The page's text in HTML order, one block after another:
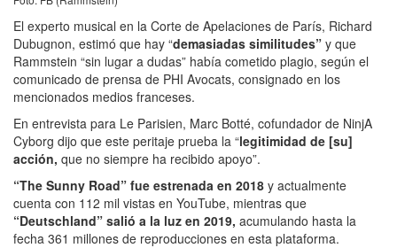
El experto musical en la Corte de Apelaciones de París, Richard
Dubugnon, estimó que hay “demasiadas similitudes” y que
Rammstein “sin lugar a dudas” había cometido plagio, según el
comunicado de prensa de PHI Avocats, consignado en los
mencionados medios franceses.
En entrevista para Le Parisien, Marc Botté, cofundador de NinjA
Cyborg dijo que este peritaje prueba la “legitimidad de [su]
acción, que no siempre ha recibido apoyo”.
“The Sunny Road” fue estrenada en 2018 y actualmente
cuenta con 112 mil vistas en YouTube, mientras que
“Deutschland” salió a la luz en 2019, acumulando hasta la
fecha 361 millones de reproducciones en esta plataforma.